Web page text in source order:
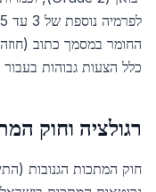
החומר במסמך כתוב
כלל הצעות גבוהות
רגולציה וחוק